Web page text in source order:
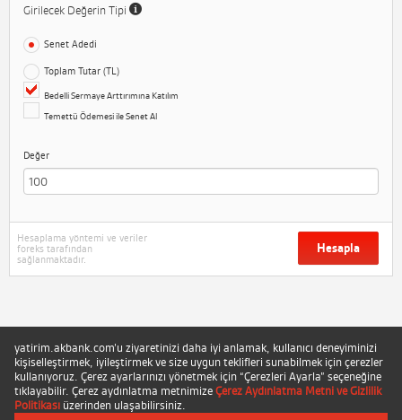
Girilecek Değerin Tipi
Senet Adedi
Toplam Tutar (TL)
Bedelli Sermaye Arttırımına Katılım
Temettü Ödemesi ile Senet Al
Değer
Hesaplama yöntemi ve veriler
foreks tarafından
sağlanmaktadır.
Hesapla